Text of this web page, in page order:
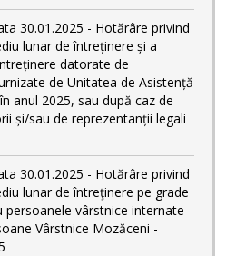
30.01.2025 - Hotărâre privind
lunar de întreținere și a
datorate de
de Unitatea de Asistență
anul 2025, sau după caz de
și/sau de reprezentanții legali
30.01.2025 - Hotărâre privind
lunar de întreţinere pe grade
persoanele vârstnice internate
Vârstnice Mozăceni -